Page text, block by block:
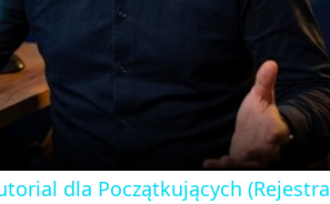
dla Początkujących